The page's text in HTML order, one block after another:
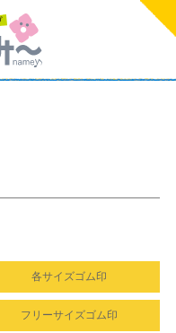
各サイズゴム印
フリーサイズゴム印